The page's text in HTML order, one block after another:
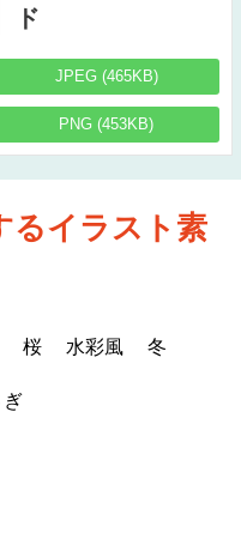
ド
JPEG (465KB)
PNG (453KB)
るイラスト素
桜 水彩風 冬
ぎ